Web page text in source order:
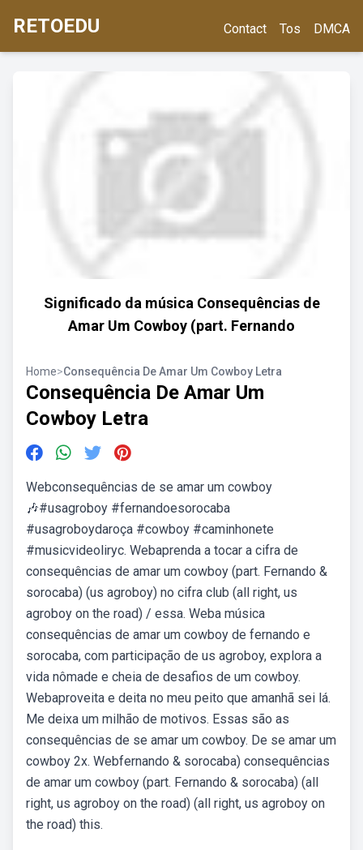
RETOEDU Contact Tos DMCA
Significado da música Consequências de
Amar Um Cowboy (part. Fernando
Home>Consequência De Amar Um Cowboy Letra
Consequência De Amar Um
Cowboy Letra
Webconsequências de se amar um cowboy
️🎶#usagroboy #fernandoesorocaba
#usagroboydaroça #cowboy #caminhonete
#musicvideoliryc. Webaprenda a tocar a cifra de
consequências de amar um cowboy (part. Fernando &
sorocaba) (us agroboy) no cifra club (all right, us
agroboy on the road) / essa. Weba música
consequências de amar um cowboy de fernando e
sorocaba, com participação de us agroboy, explora a
vida nômade e cheia de desafios de um cowboy.
Webaproveita e deita no meu peito que amanhã sei lá.
Me deixa um milhão de motivos. Essas são as
consequências de se amar um cowboy. De se amar um
cowboy 2x. Webfernando & sorocaba) consequências
de amar um cowboy (part. Fernando & sorocaba) (all
right, us agroboy on the road) (all right, us agroboy on
the road) this.